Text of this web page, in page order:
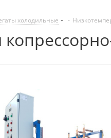
холодильные -